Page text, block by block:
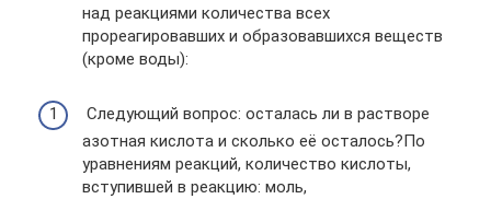
над реакциями количества всех
прореагировавших и образовавшихся веществ
(кроме воды):
Следующий вопрос: осталась ли в растворе
азотная кислота и сколько её осталось?По
уравнениям реакций, количество кислоты,
вступившей в реакцию: моль,